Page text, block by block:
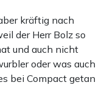
kräftig nach
der Herr Bolz so
und auch nicht
oder was auch
bei Compact getan